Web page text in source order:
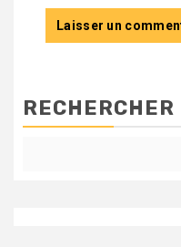
RECHERCHER